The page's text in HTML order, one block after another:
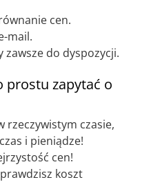
cen.
mail.
do dyspozycji.
prostu zapytać o
rzeczywistym czasie,
i pieniądze!
cen!
koszt